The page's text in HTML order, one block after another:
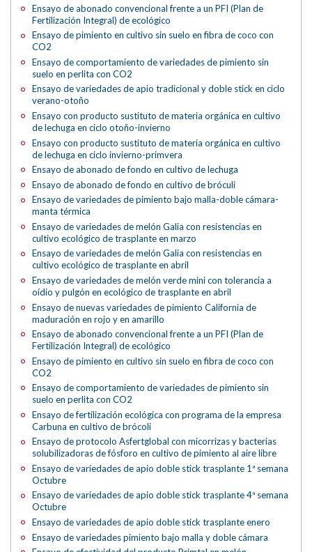
Ensayo de abonado convencional frente a un PFI (Plan de
Fertilización Integral) de ecológico
Ensayo de pimiento en cultivo sin suelo en fibra de coco con
CO2
Ensayo de comportamiento de variedades de pimiento sin
suelo en perlita con CO2
Ensayo de variedades de apio tradicional y doble stick en ciclo
verano-otoño
Ensayo con producto sustituto de materia orgánica en cultivo
de lechuga en ciclo otoño-invierno
Ensayo con producto sustituto de materia orgánica en cultivo
de lechuga en ciclo invierno-primvera
Ensayo de abonado de fondo en cultivo de lechuga
Ensayo de abonado de fondo en cultivo de bróculi
Ensayo de variedades de pimiento bajo malla-doble cámara-
manta térmica
Ensayo de variedades de melón Galia con resistencias en
cultivo ecológico de trasplante en marzo
Ensayo de variedades de melón Galia con resistencias en
cultivo ecológico de trasplante en abril
Ensayo de variedades de melón verde mini con tolerancia a
oídio y pulgón en ecológico de trasplante en abril
Ensayo de nuevas variedades de pimiento California de
maduración en rojo y en amarillo
Ensayo de abonado convencional frente a un PFI (Plan de
Fertilización Integral) de ecológico
Ensayo de pimiento en cultivo sin suelo en fibra de coco con
CO2
Ensayo de comportamiento de variedades de pimiento sin
suelo en perlita con CO2
Ensayo de fertilización ecológica con programa de la empresa
Carbuna en cultivo de brócoli
Ensayo de protocolo Asfertglobal con micorrizas y bacterias
solubilizadoras de fósforo en cultivo de pimiento al aire libre
Ensayo de variedades de apio doble stick trasplante 1ª semana
Octubre
Ensayo de variedades de apio doble stick trasplante 4ª semana
Octubre
Ensayo de variedades de apio doble stick trasplante enero
Ensayo de variedades pimiento bajo malla y doble cámara